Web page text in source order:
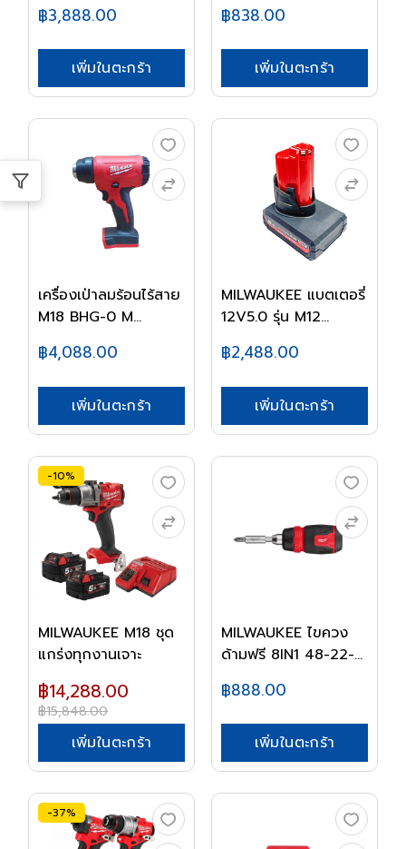
฿3,888.00
เพิ่มในตะกร้า
฿838.00
เพิ่มในตะกร้า
เครื่องเป่าลมร้อนไร้สาย
M18 BHG-0 M...
฿4,088.00
เพิ่มในตะกร้า
MILWAUKEE แบตเตอรี่
12V5.0 รุ่น M12...
฿2,488.00
เพิ่มในตะกร้า
-10%
MILWAUKEE M18 ชุด
แกร่งทุกงานเจาะ
฿14,288.00
฿15,848.00
เพิ่มในตะกร้า
MILWAUKEE ไขควง
ด้ามฟรี 8IN1 48-22-
฿888.00
เพิ่มในตะกร้า
-37%